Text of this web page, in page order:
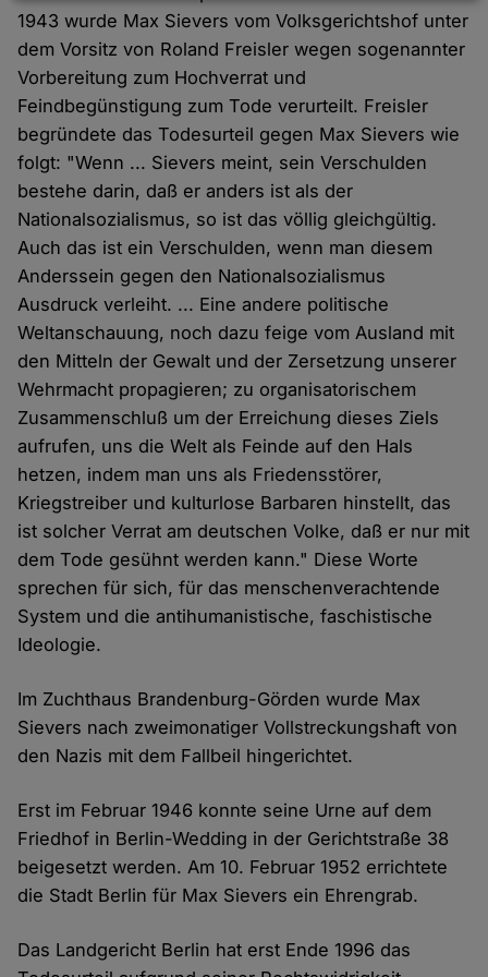
1943 wurde Max Sievers vom Volksgerichtshof unter
dem Vorsitz von Roland Freisler wegen sogenannter
Vorbereitung zum Hochverrat und
Feindbegünstigung zum Tode verurteilt. Freisler
begründete das Todesurteil gegen Max Sievers wie
folgt: "Wenn ... Sievers meint, sein Verschulden
bestehe darin, daß er anders ist als der
Nationalsozialismus, so ist das völlig gleichgültig.
Auch das ist ein Verschulden, wenn man diesem
Anderssein gegen den Nationalsozialismus
Ausdruck verleiht. ... Eine andere politische
Weltanschauung, noch dazu feige vom Ausland mit
den Mitteln der Gewalt und der Zersetzung unserer
Wehrmacht propagieren; zu organisatorischem
Zusammenschluß um der Erreichung dieses Ziels
aufrufen, uns die Welt als Feinde auf den Hals
hetzen, indem man uns als Friedensstörer,
Kriegstreiber und kulturlose Barbaren hinstellt, das
ist solcher Verrat am deutschen Volke, daß er nur mit
dem Tode gesühnt werden kann." Diese Worte
sprechen für sich, für das menschenverachtende
System und die antihumanistische, faschistische
Ideologie.
Im Zuchthaus Brandenburg-Görden wurde Max
Sievers nach zweimonatiger Vollstreckungshaft von
den Nazis mit dem Fallbeil hingerichtet.
Erst im Februar 1946 konnte seine Urne auf dem
Friedhof in Berlin-Wedding in der Gerichtstraße 38
beigesetzt werden. Am 10. Februar 1952 errichtete
die Stadt Berlin für Max Sievers ein Ehrengrab.
Das Landgericht Berlin hat erst Ende 1996 das
und
Cookies